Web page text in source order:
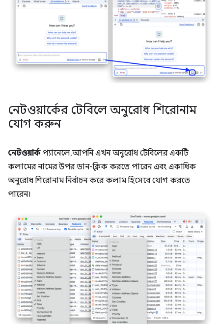
নেটওয়ার্কের টেবিলে অনুরোধ শিরোনাম
যোগ করুন
নেটওয়ার্কপ্যানেলে, আপনি এখন অনুরোধ টেবিলের একটি
কলামের নামের উপর ডান-ক্লিক করতে পারেন এবং একাধিক
অনুরোধ শিরোনাম নির্বাচন করে কলাম হিসেবে যোগ করতে
পারেন।